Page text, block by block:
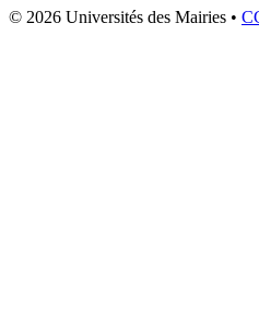
© 2026 Universités des Mairies •